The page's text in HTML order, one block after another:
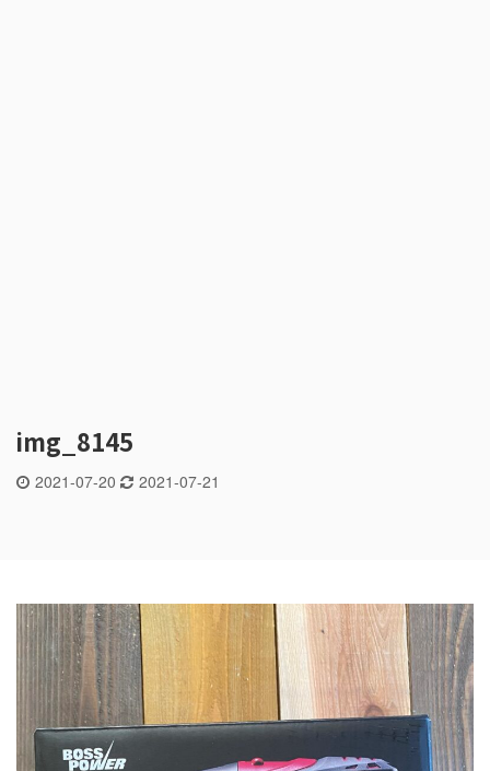
img_8145
2021-07-20 2021-07-21